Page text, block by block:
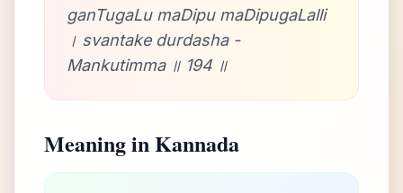
ganTugaLu maDipu maDipugaLalli
। svantake durdasha -
Mankutimma ॥ 194 ॥
Meaning in Kannada